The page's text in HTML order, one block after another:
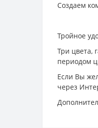
Создаем
Тройное
Три цвета,
периодом
Если Вы
через